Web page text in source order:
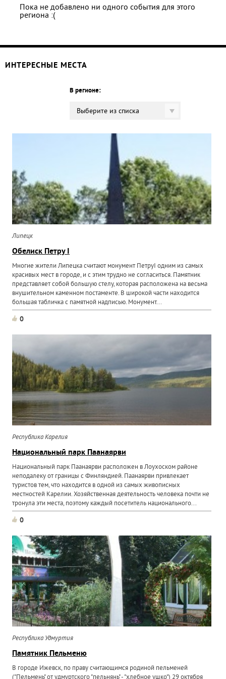
Пока не добавлено ни одного события для этого
региона :(
ИНТЕРЕСНЫЕ МЕСТА
В регионе:
Выберите из списка
Липецк
Обелиск Петру I
Многие жители Липецка считают монумент ПетруI одним из самых
красивых мест в городе, и с этим трудно не согласиться. Памятник
представляет собой большую стелу, которая расположена на весьма
внушительном каменном постаменте. В широкой части находится
большая табличка с памятной надписью. Монумент...
0
Республика Карелия
Национальный парк Паанаярви
Национальный парк Паанаярви расположен в Лоухоском районе
неподалеку от границы с Финляндией. Паанаярви привлекает
туристов тем, что находится в одной из самых живописных
местностей Карелии. Хозяйственная деятельность человека почти не
тронула эти места, поэтому каждый посетитель национального...
0
Республика Удмуртия
Памятник Пельменю
В городе Ижевск, по праву считающимся родиной пельменей